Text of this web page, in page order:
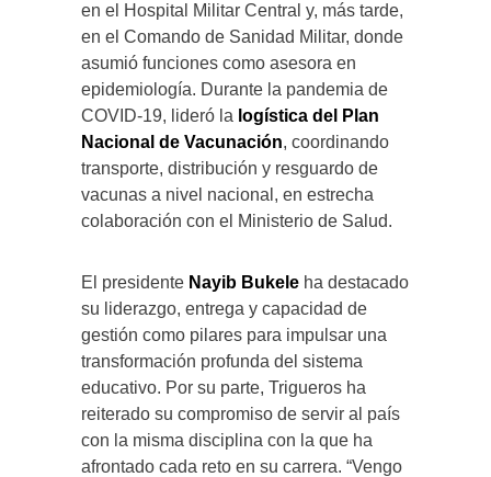
en el Hospital Militar Central y, más tarde,
en el Comando de Sanidad Militar, donde
asumió funciones como asesora en
epidemiología. Durante la pandemia de
COVID-19, lideró la logística del Plan
Nacional de Vacunación, coordinando
transporte, distribución y resguardo de
vacunas a nivel nacional, en estrecha
colaboración con el Ministerio de Salud.
El presidente Nayib Bukele ha destacado
su liderazgo, entrega y capacidad de
gestión como pilares para impulsar una
transformación profunda del sistema
educativo. Por su parte, Trigueros ha
reiterado su compromiso de servir al país
con la misma disciplina con la que ha
afrontado cada reto en su carrera. “Vengo